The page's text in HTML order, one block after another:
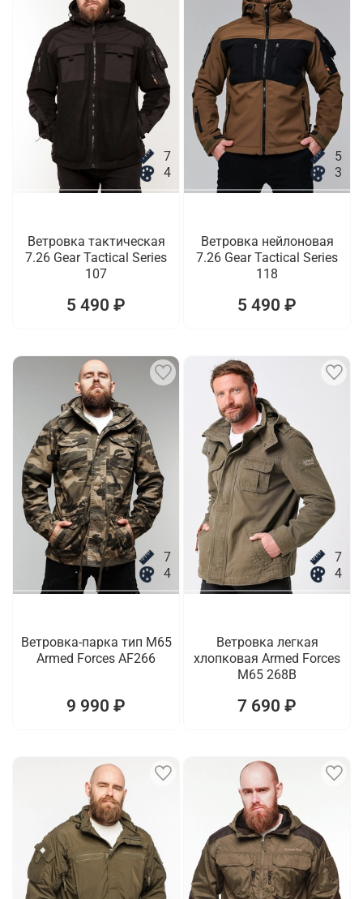
7
4
Ветровка тактическая
7.26 Gear Tactical Series
107
5 490 ₽
5
3
Ветровка нейлоновая
7.26 Gear Tactical Series
118
5 490 ₽
7
4
Ветровка-парка тип M65
Armed Forces AF266
9 990 ₽
7
4
Ветровка легкая
хлопковая Armed Forces
M65 268B
7 690 ₽